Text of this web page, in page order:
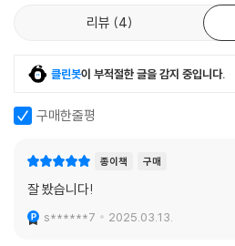
리뷰 4
클린봇이 부적절한 글을 감지 중입니다.
구매한줄평
종이책 구매
잘 봤습니다!
s******7 2025.03.13.